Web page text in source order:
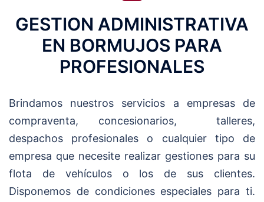
GESTION ADMINISTRATIVA
EN BORMUJOS PARA
PROFESIONALES
Brindamos nuestros servicios a empresas de
compraventa, concesionarios, talleres,
despachos profesionales o cualquier tipo de
empresa que necesite realizar gestiones para su
flota de vehículos o los de sus clientes.
Disponemos de condiciones especiales para ti.